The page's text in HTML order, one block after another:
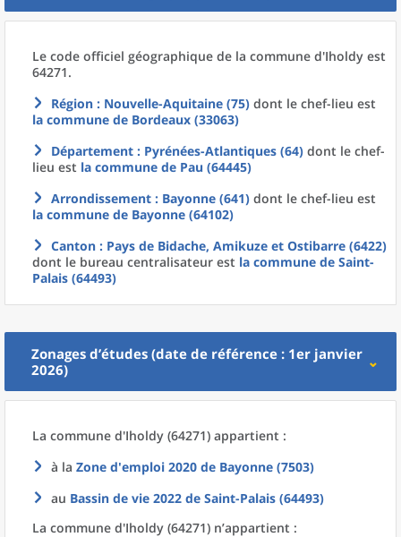
Le code officiel géographique de la commune d'Iholdy est
64271.
Région : Nouvelle-Aquitaine (75) dont le chef-lieu est
la commune de Bordeaux (33063)
Département : Pyrénées-Atlantiques (64) dont le chef-
lieu est la commune de Pau (64445)
Arrondissement : Bayonne (641) dont le chef-lieu est
la commune de Bayonne (64102)
Canton : Pays de Bidache, Amikuze et Ostibarre (6422)
dont le bureau centralisateur est la commune de Saint-
Palais (64493)
Zonages d’études (date de référence : 1er janvier
2026)
La commune d'Iholdy (64271) appartient :
à la Zone d'emploi 2020 de Bayonne (7503)
au Bassin de vie 2022 de Saint-Palais (64493)
La commune d'Iholdy (64271) n’appartient :